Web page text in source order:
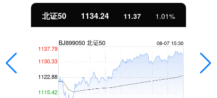
北证50 1134.24 11.37 1.01%